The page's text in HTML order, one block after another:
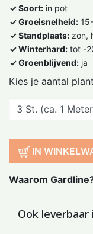
✓ Soort: in pot
✓ Groeisnelheid:
✓ Standplaats: zon,
✓ Winterhard: tot -
✓ Groenblijvend: ja
Kies je aantal
IN
Waarom
Ook